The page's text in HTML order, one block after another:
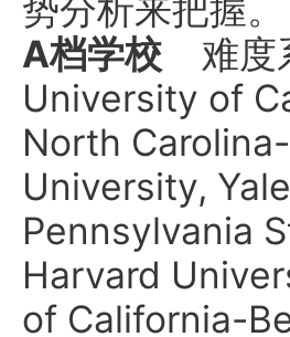
势分析来把握。
A档学校 难
University of
North
University,
Pennsylvania
Harvard
of California-